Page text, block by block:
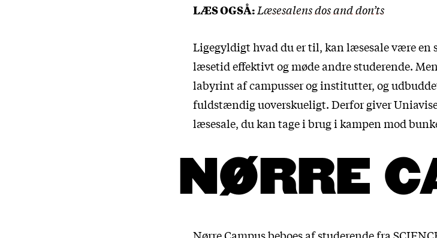
LÆS OGSÅ:Læsesalens dos and don’ts
Ligegyldigt hvad du er til, kan læsesale være
læsetid effektivt og møde andre studerende.
labyrint af campusser og institutter, og
fuldstændig uoverskueligt. Derfor giver
læsesale, du kan tage i brug i kampen mod
NØRRE
Nørre Campus beboes af studerende fra